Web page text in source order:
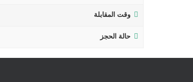
وقت المقابلة
حالة الحجز